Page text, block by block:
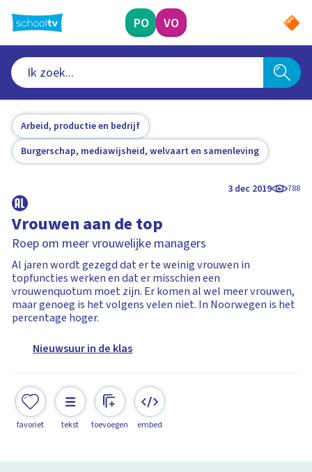
naar
hoofdinhoud
PO VO
Arbeid, productie en bedrijf
Burgerschap, mediawijsheid, welvaart en samenleving
3 dec 2019 788
Vrouwen aan de top
Roep om meer vrouwelijke managers
Al jaren wordt gezegd dat er te weinig vrouwen in
topfuncties werken en dat er misschien een
vrouwenquotum moet zijn. Er komen al wel meer vrouwen,
maar genoeg is het volgens velen niet. In Noorwegen is het
percentage hoger.
Nieuwsuur in de klas
favoriet tekst toevoegen embed